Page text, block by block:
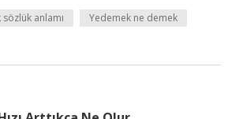
anlamı Yedemek ne demek